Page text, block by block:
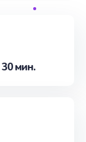
на
мин.